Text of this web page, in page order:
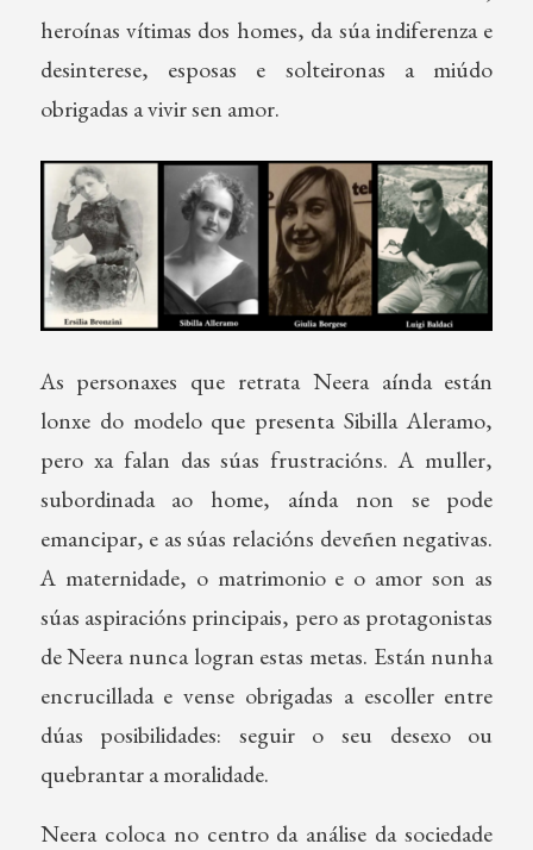
heroínas vítimas dos homes, da súa indiferenza e
desinterese, esposas e solteironas a miúdo
obrigadas a vivir sen amor.
As personaxes que retrata Neera aínda están
lonxe do modelo que presenta Sibilla Aleramo,
pero xa falan das súas frustracións. A muller,
subordinada ao home, aínda non se pode
emancipar, e as súas relacións deveñen negativas.
A maternidade, o matrimonio e o amor son as
súas aspiracións principais, pero as protagonistas
de Neera nunca logran estas metas. Están nunha
encrucillada e vense obrigadas a escoller entre
dúas posibilidades: seguir o seu desexo ou
quebrantar a moralidade.
Neera coloca no centro da análise da sociedade